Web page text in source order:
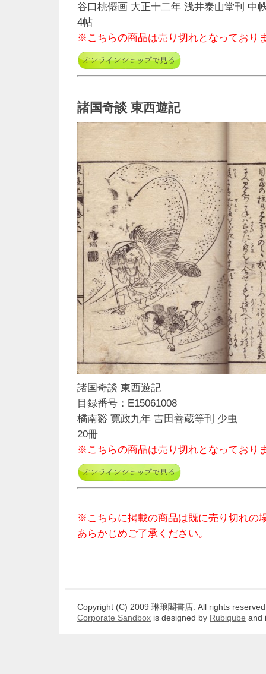
谷口桃僊画 大正十二年 浅井泰山堂刊 中
4帖
※こちらの商品は売り切れとなっており
諸国奇談 東西遊記
諸国奇談 東西遊記
目録番号：E15061008
橘南谿 寛政九年 吉田善蔵等刊 少虫
20冊
※こちらの商品は売り切れとなっており
※こちらに掲載の商品は既に売り切れの
あらかじめご了承ください。
Copyright (C) 2009 琳琅閣書店. All rights
Corporate Sandbox is designed by Rubiqube and